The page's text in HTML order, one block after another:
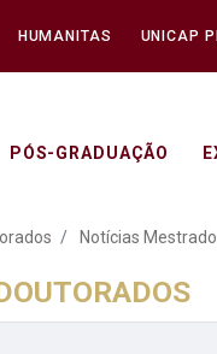
HUMANITAS UNICAP
PÓS-GRADUAÇÃO
eNotícias